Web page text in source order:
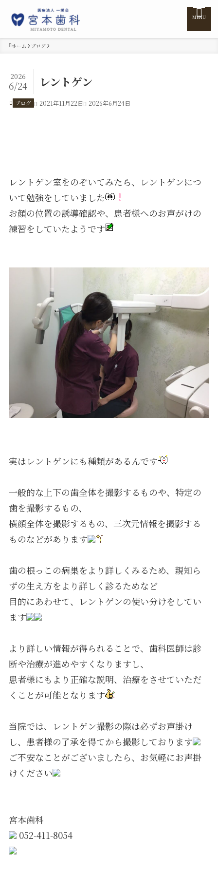
訪問診療
料金表
MENU
ホーム ブログ
レントゲン
2026
6/24
ブログ 2021年11月22日 2026年6月24日
レントゲン室をのぞいてみたら、レントゲンにつ
いて勉強をしていました
お顔の位置の誘導確認や、患者様へのお声がけの
練習をしていたようです
実はレントゲンにも種類があるんです
一般的な上下の歯全体を撮影するものや、特定の
歯を撮影するもの、
横顔全体を撮影するもの、三次元情報を撮影する
ものなどがあります
歯の根っこの病巣をより詳しくみるため、親知ら
ずの生え方をより詳しく診るためなど
目的にあわせて、レントゲンの使い分けをしてい
ます
より詳しい情報が得られることで、歯科医師は診
断や治療が進めやすくなりますし、
患者様にもより正確な説明、治療をさせていただ
くことが可能となります
当院では、レントゲン撮影の際は必ずお声掛け
し、患者様の了承を得てから撮影しております
ご不安なことがございましたら、お気軽にお声掛
けください
宮本歯科
052-411-8054